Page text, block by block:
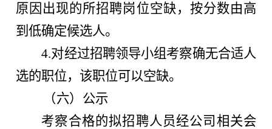
原因出现的所招聘岗位空缺，按分数由高
到低确定候选人。
4.对经过招聘领导小组考察确无合适人
选的职位，该职位可以空缺。
（六）公示
考察合格的拟招聘人员经公司相关会